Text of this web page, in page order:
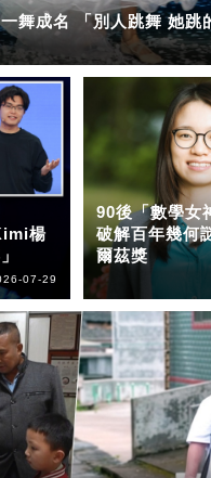
舞成名 「別人跳舞 她跳
楊
07-29
90後「數學女
破解百年幾何
爾茲獎